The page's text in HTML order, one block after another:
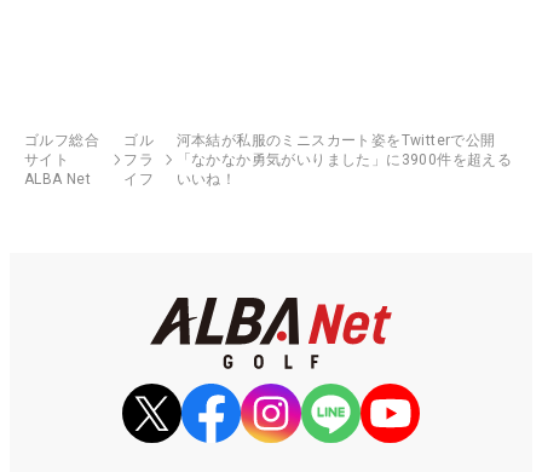
ゴルフ総合
サイト
ALBA Net
ゴル
フラ
イフ
河本結が私服のミニスカート姿をTwitterで公開
「なかなか勇気がいりました」に3900件を超える
いいね！